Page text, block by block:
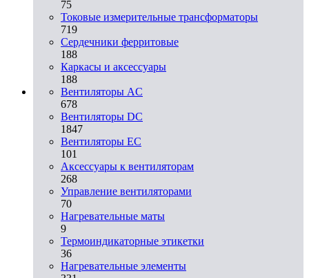
75
Токовые измерительные трансформаторы
719
Сердечники ферритовые
188
Каркасы и аксессуары
188
Вентиляторы AC
678
Вентиляторы DC
1847
Вентиляторы EC
101
Аксессуары к вентиляторам
268
Управление вентиляторами
70
Нагревательные маты
9
Термоиндикаторные этикетки
36
Нагревательные элементы